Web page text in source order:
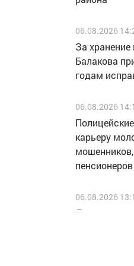
06.08.2026
За
Балакова
годам
06.08.2026
карьеру
пенсионеров
06.08.2026
Делегация